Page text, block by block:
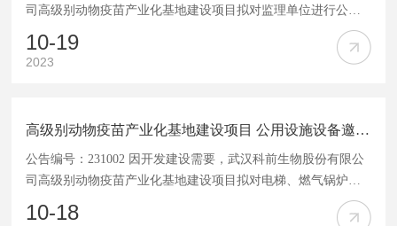
人联系电话以及劳动合同或社保
司高级别动物疫苗产业化基地建设项目拟对监理单位进行公开
招标，择优选定服务单位。 现欢迎符合相关条件的合作伙伴参
加磋商，请有关单位将以下报名资料扫描件发到指定邮箱
年完成的业绩证明(合同复印件加盖公章); (4)填写<企业基本情
况表>(加盖公章)。样表见附件,请自行下载。
10-19
2023
高级别动物疫苗产业化基地建设项目 公用设施设备邀标公告
公告编号：231002 因开发建设需要，武汉科前生物股份有限公
司高级别动物疫苗产业化基地建设项目拟对电梯、燃气锅炉、
柴油发电机、高低压配电系统、屋面光伏系统、污水处理系
统、厂区蒸汽管网系统、制水制汽系统、空压机系统、活毒废
10-18